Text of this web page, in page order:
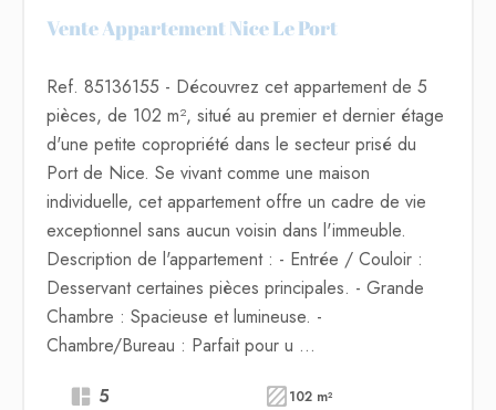
Vente Appartement Nice Le Port
Ref. 85136155 - Découvrez cet appartement de 5
pièces, de 102 m², situé au premier et dernier étage
d'une petite copropriété dans le secteur prisé du
Port de Nice. Se vivant comme une maison
individuelle, cet appartement offre un cadre de vie
exceptionnel sans aucun voisin dans l'immeuble.
Description de l'appartement : - Entrée / Couloir :
Desservant certaines pièces principales. - Grande
Chambre : Spacieuse et lumineuse. -
Chambre/Bureau : Parfait pour u ...
5
102 m²